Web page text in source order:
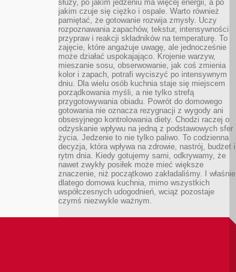
służy, po jakim jedzeniu ma więcej energii, a po
jakim czuje się ciężko i ospale. Warto również
pamiętać, że gotowanie rozwija zmysły. Uczy
rozpoznawania zapachów, tekstur, intensywności
przypraw i reakcji składników na temperaturę. To
zajęcie, które angażuje uwagę, ale jednocześnie
może działać uspokajająco. Krojenie warzyw,
mieszanie sosu, obserwowanie, jak coś zmienia
kolor i zapach, potrafi wyciszyć po intensywnym
dniu. Dla wielu osób kuchnia staje się miejscem
porządkowania myśli, a nie tylko strefą
przygotowywania obiadu. Powrót do domowego
gotowania nie oznacza rezygnacji z wygody ani
obsesyjnego kontrolowania diety. Chodzi raczej o
odzyskanie wpływu na jedną z podstawowych sfer
życia. Jedzenie to nie tylko paliwo. To codzienna
decyzja, która wpływa na zdrowie, nastrój, budżet i
rytm dnia. Kiedy gotujemy sami, odkrywamy, że
nawet zwykły posiłek może mieć większe
znaczenie, niż początkowo zakładaliśmy. I właśnie
dlatego domowa kuchnia, mimo wszystkich
współczesnych udogodnień, wciąż pozostaje
czymś niezwykle ważnym.